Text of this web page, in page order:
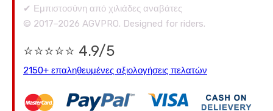
✔ Εμπιστοσύνη από χιλιάδες αναβάτες
© 2017–2026 AGVPRO. Designed for riders.
⭐⭐⭐⭐⭐ 4.9/5
2150+ επαληθευμένες αξιολογήσεις πελατών